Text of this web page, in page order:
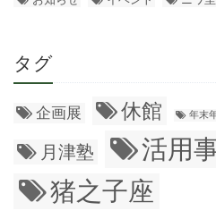
タグ
企画展 休館 年末
月津塾
活用
猪之子座